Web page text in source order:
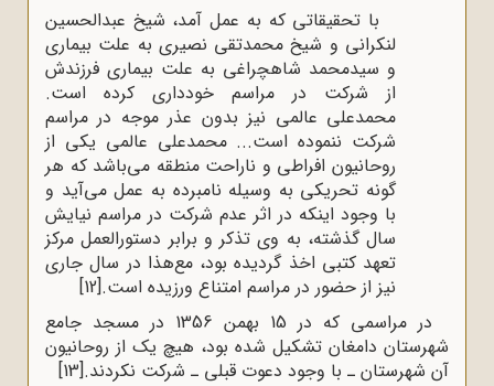
با تحقیقاتی که به عمل آمد، شیخ عبدالحسین
لنکرانی و شیخ محمدتقی نصیری به علت بیماری
و سیدمحمد شاهچراغی به علت بیماری فرزندش
از شرکت در مراسم خودداری کرده است.
محمدعلی عالمی نیز بدون عذر موجه در مراسم
شرکت ننموده است... محمدعلی عالمی یکی از
روحانیون افراطی و ناراحت منطقه می‌باشد که هر
گونه تحریکی به وسیله نامبرده به عمل می‌آید و
با وجود اینکه در اثر عدم شرکت در مراسم نیایش
سال گذشته، به وی تذکر و برابر دستورالعمل مرکز
تعهد کتبی اخذ گردیده بود، مع‌هذا در سال جاری
نیز از حضور در مراسم امتناع ورزیده است.[12]
در مراسمی که در 15 بهمن 1356 در مسجد جامع
شهرستان دامغان تشکیل شده بود، هیچ یک از روحانیون
آن شهرستان ـ با وجود دعوت قبلی ـ شرکت نکردند.[13]